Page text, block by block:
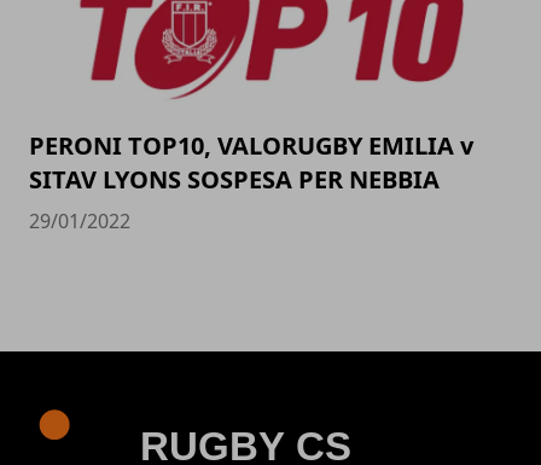
PERONI TOP10, VALORUGBY EMILIA v
SITAV LYONS SOSPESA PER NEBBIA
29/01/2022